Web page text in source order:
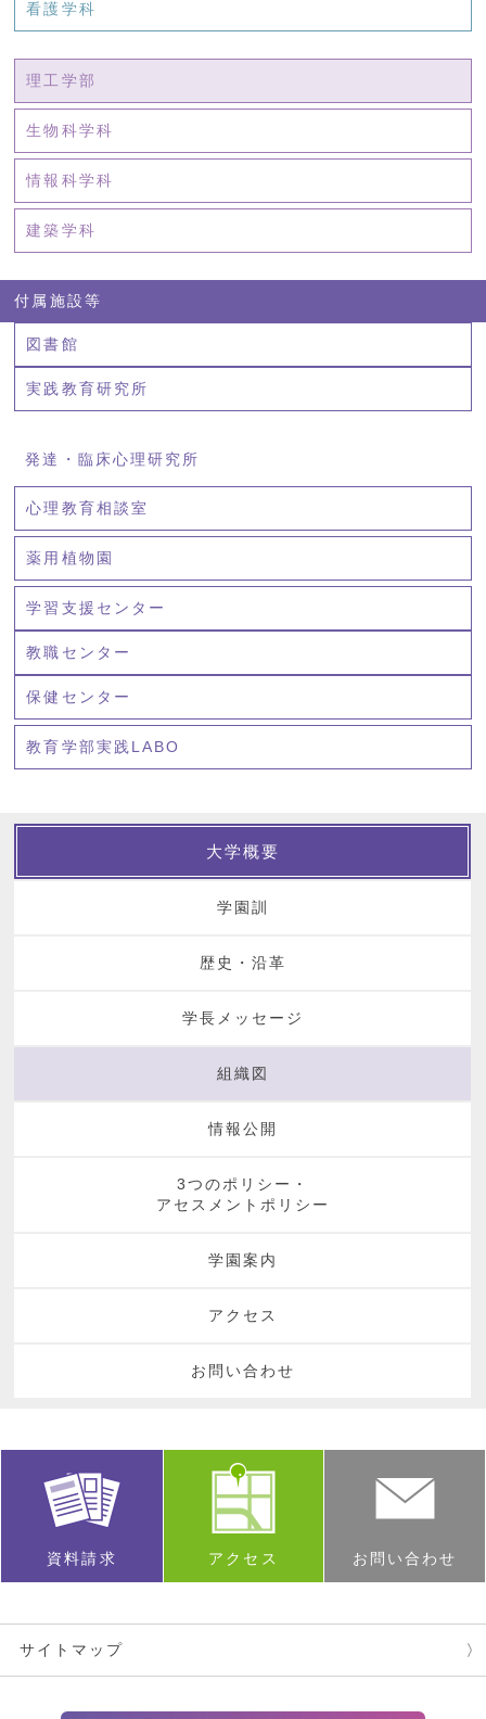
看護学科
理工学部
生物科学科
情報科学科
建築学科
付属施設等
図書館
実践教育研究所
発達・臨床心理研究所
心理教育相談室
薬用植物園
学習支援センター
教職センター
保健センター
教育学部実践LABO
大学概要
学園訓
歴史・沿革
学長メッセージ
組織図
情報公開
3つのポリシー・
アセスメントポリシー
学園案内
アクセス
お問い合わせ
資料請求 アクセス お問い合わせ
サイトマップ